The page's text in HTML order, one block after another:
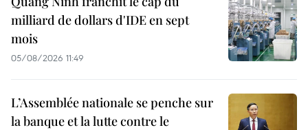
milliard de dollars d'IDE en sept
mois
05/08/2026 11:49
L’Assemblée nationale se penche sur
la banque et la lutte contre le